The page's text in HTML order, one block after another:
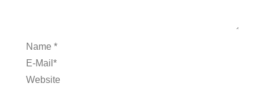
Name *
E-Mail *
Website